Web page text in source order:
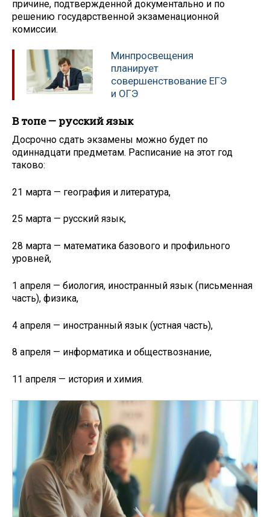
причине, подтвержденной документально и по
решению государственной экзаменационной
комиссии.
Минпросвещения
планирует
совершенствование ЕГЭ
и ОГЭ
В топе — русский язык
Досрочно сдать экзамены можно будет по
одиннадцати предметам. Расписание на этот год
таково:
21 марта — география и литература,
25 марта — русский язык,
28 марта — математика базового и профильного
уровней,
1 апреля — биология, иностранный язык (письменная
часть), физика,
4 апреля — иностранный язык (устная часть),
8 апреля — информатика и обществознание,
11 апреля — история и химия.